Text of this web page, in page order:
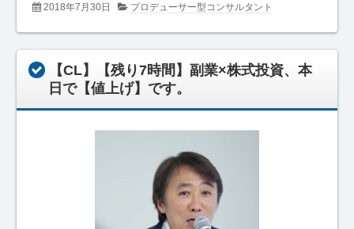
2018年7月30日 プロデューサー型コンサルタント
【CL】【残り7時間】副業×株式投資、本
日で【値上げ】です。